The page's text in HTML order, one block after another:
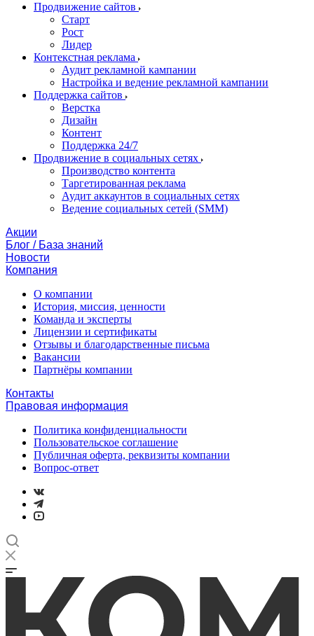
Продвижение сайтов
Старт
Рост
Лидер
Контекстная реклама
Аудит рекламной кампании
Настройка и ведение рекламной кампании
Поддержка сайтов
Верстка
Дизайн
Контент
Поддержка 24/7
Продвижение в социальных сетях
Производство контента
Таргетированная реклама
Аудит аккаунтов в социальных сетях
Ведение социальных сетей (SMM)
Акции
Блог / База знаний
Новости
Компания
О компании
История, миссия, ценности
Команда и эксперты
Лицензии и сертификаты
Отзывы и благодарственные письма
Вакансии
Партнёры компании
Контакты
Правовая информация
Политика конфиденциальности
Пользовательское соглашение
Публичная оферта, реквизиты компании
Вопрос-ответ